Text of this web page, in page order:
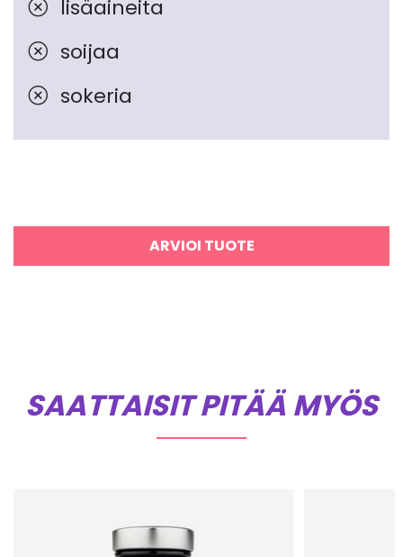
lisäaineita
soijaa
sokeria
ARVIOI TUOTE
SAATTAISIT PITÄÄ MYÖS